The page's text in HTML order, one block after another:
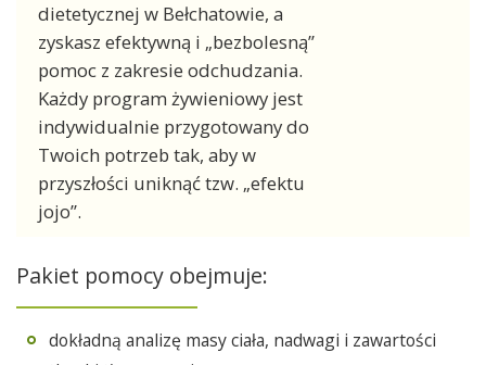
dietetycznej w Bełchatowie, a
zyskasz efektywną i „bezbolesną”
pomoc z zakresie odchudzania.
Każdy program żywieniowy jest
indywidualnie przygotowany do
Twoich potrzeb tak, aby w
przyszłości uniknąć tzw. „efektu
jojo”.
Pakiet pomocy obejmuje:
dokładną analizę masy ciała, nadwagi i zawartości